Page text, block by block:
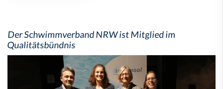
Der Schwimmverband NRW ist Mitglied im
Qualitätsbündnis